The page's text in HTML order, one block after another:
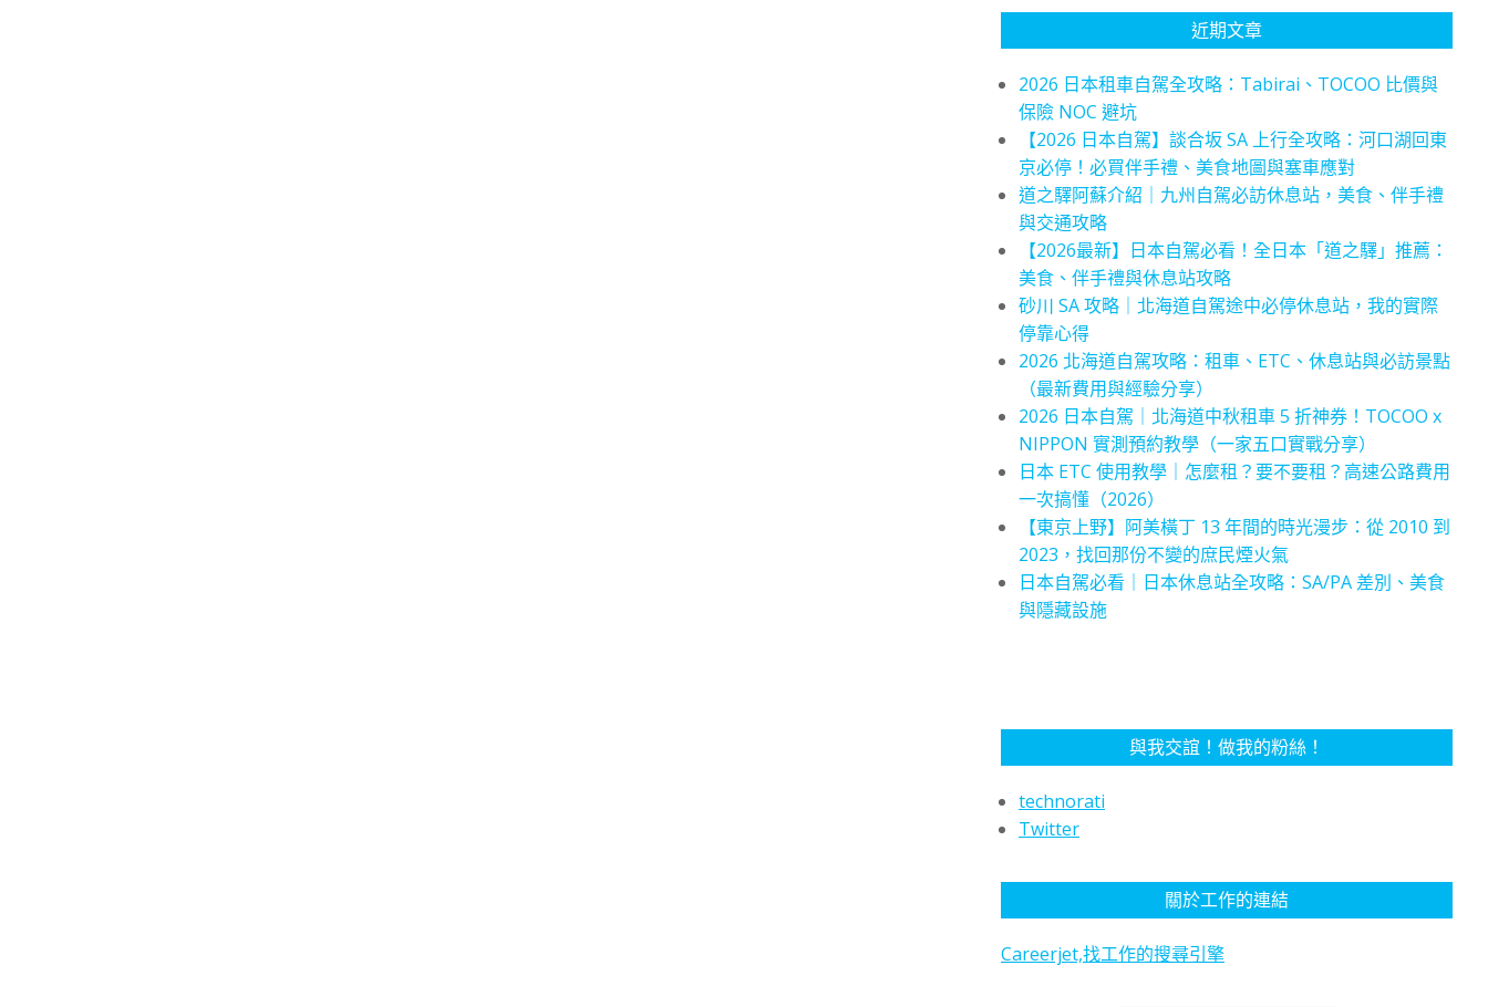
近期文章
2026 日本租車自駕全攻略：Tabirai、TOCOO 比價與
保險 NOC 避坑
【2026 日本自駕】談合坂 SA 上行全攻略：河口湖回東
京必停！必買伴手禮、美食地圖與塞車應對
道之驛阿蘇介紹｜九州自駕必訪休息站，美食、伴手禮
與交通攻略
【2026最新】日本自駕必看！全日本「道之驛」推薦：
美食、伴手禮與休息站攻略
砂川 SA 攻略｜北海道自駕途中必停休息站，我的實際
停靠心得
2026 北海道自駕攻略：租車、ETC、休息站與必訪景點
（最新費用與經驗分享）
2026 日本自駕｜北海道中秋租車 5 折神券！TOCOO x
NIPPON 實測預約教學（一家五口實戰分享）
日本 ETC 使用教學｜怎麼租？要不要租？高速公路費用
一次搞懂（2026）
【東京上野】阿美橫丁 13 年間的時光漫步：從 2010 到
2023，找回那份不變的庶民煙火氣
日本自駕必看｜日本休息站全攻略：SA/PA 差別、美食
與隱藏設施
與我交誼！做我的粉絲！
technorati
Twitter
關於工作的連結
Careerjet,找工作的搜尋引擎